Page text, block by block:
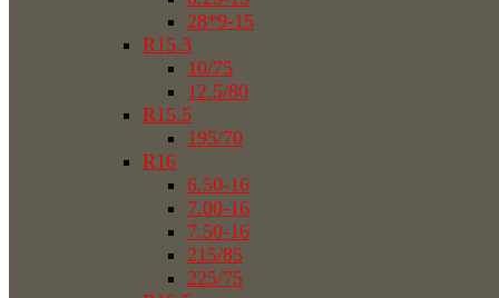
28*9-15
R15.3
10/75
12.5/80
R15.5
195/70
R16
6.50-16
7.00-16
7.50-16
215/85
225/75